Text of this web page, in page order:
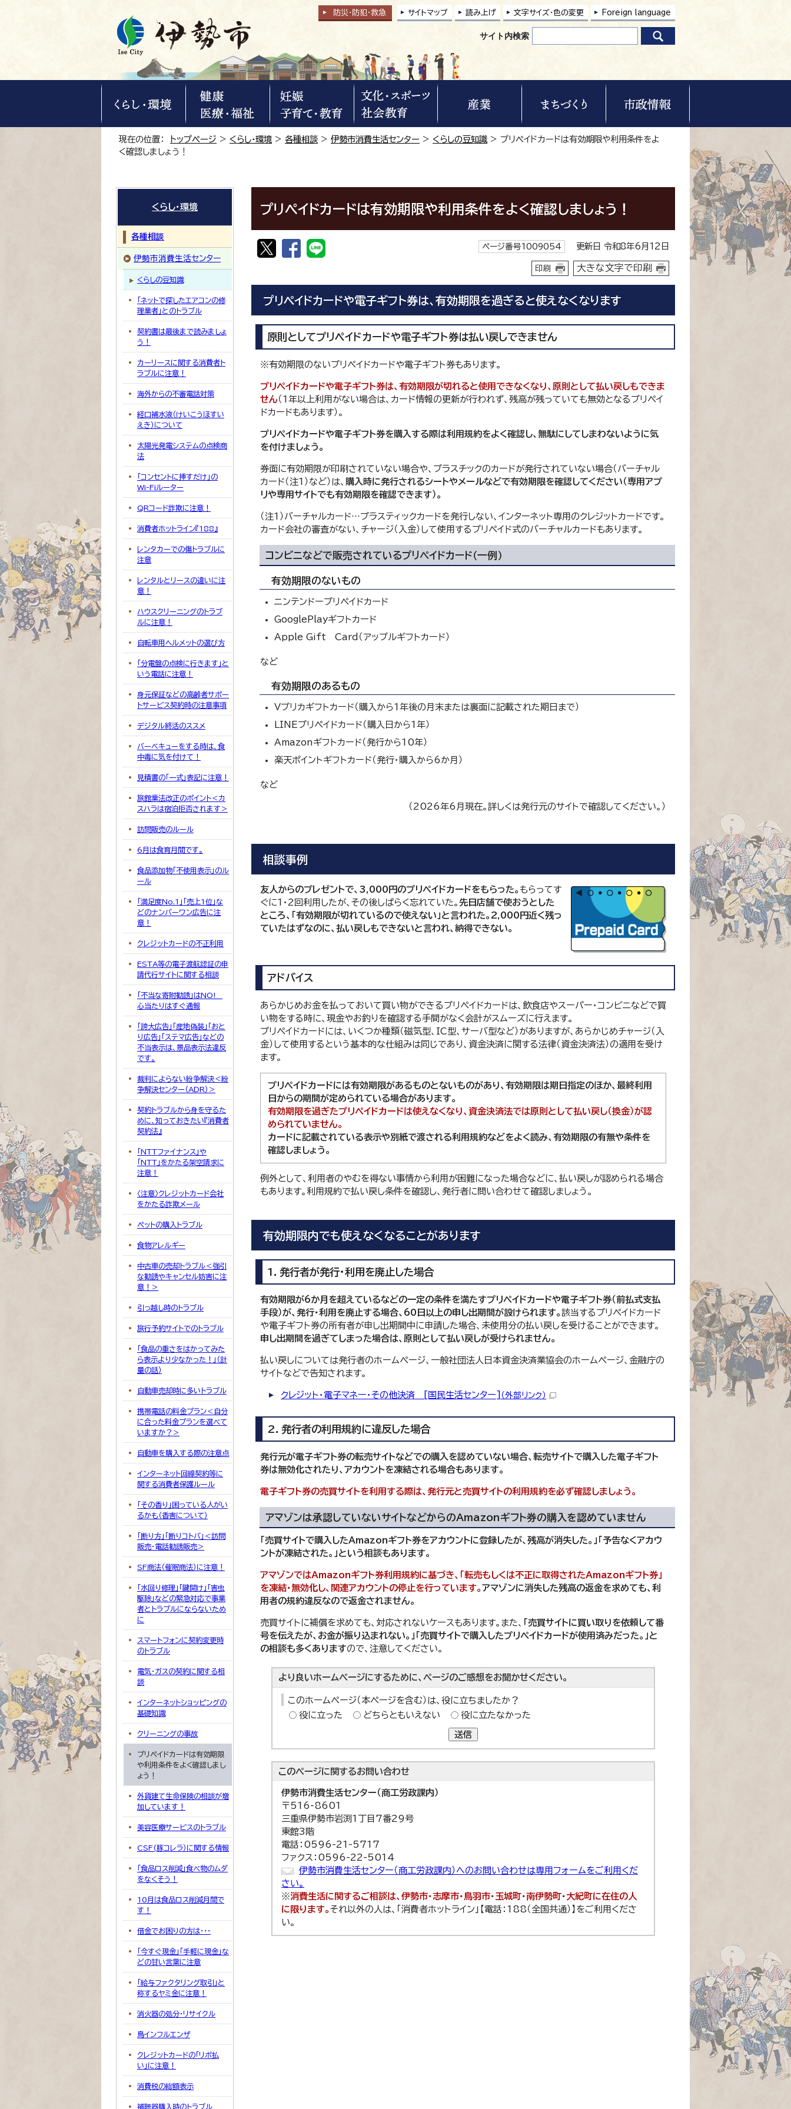
防災・防犯・救急 サイトマップ 読み上げ 文字サイズ・色の変更 Foreign language
サイト内検索
現在の位置： トップページ > くらし・環境 > 各種相談 > 伊勢市消費生活センター > くらしの豆知識 > プリペイドカードは有効期限や利用条件をよ
く確認しましょう！
プリペイドカードは有効期限や利用条件をよく確認しましょう！
ページ番号1009054 更新日 令和8年6月12日
印刷 大きな文字で印刷
プリペイドカードや電子ギフト券は、有効期限を過ぎると使えなくなります
原則としてプリペイドカードや電子ギフト券は払い戻しできません
※有効期限のないプリペイドカードや電子ギフト券もあります。
プリペイドカードや電子ギフト券は、有効期限が切れると使用できなくなり、原則として払い戻しもできま
せん （1年以上利用がない場合は、カード情報の更新が行われず、残高が残っていても無効となるプリペイ
ドカードもあります）。
プリペイドカードや電子ギフト券を購入する際は利用規約をよく確認し、無駄にしてしまわないように気
を付けましょう。
券面に有効期限が印刷されていない場合や、プラスチックのカードが発行されていない場合（バーチャル
カード（注1）など）は、 購入時に発行されるシートやメールなどで有効期限を確認してください（専用アプ
リや専用サイトでも有効期限を確認できます）。
（注1）バーチャルカード…プラスティックカードを発行しない、インターネット専用のクレジットカードです。
カード会社の審査がない、チャージ（入金）して使用するプリペイド式のバーチャルカードもあります。
コンビニなどで販売されているプリペイドカード（一例）
有効期限のないもの
ニンテンドープリペイドカード
GooglePlayギフトカード
Apple Gift Card（アップルギフトカード）
など
有効期限のあるもの
Vプリカギフトカード（購入から1年後の月末または裏面に記載された期日まで）
LINEプリペイドカード（購入日から1年）
Amazonギフトカード（発行から10年）
楽天ポイントギフトカード（発行・購入から6か月）
など
（2026年6月現在。詳しくは発行元のサイトで確認してください。）
相談事例
友人からのプレゼントで、3,000円のプリペイドカードをもらった。 もらってす
ぐに1・2回利用したが、その後しばらく忘れていた。 先日店舗で使おうとした
ところ、「有効期限が切れているので使えない」と言われた。2,000円近く残っ
ていたはずなのに、払い戻しもできないと言われ、納得できない。
アドバイス
あらかじめお金を払っておいて買い物ができるプリペイドカードは、飲食店やスーパー・コンビニなどで買
い物をする時に、現金やお釣りを確認する手間がなく会計がスムーズに行えます。
プリペイドカードには、いくつか種類（磁気型、IC型、サーバ型など）がありますが、あらかじめチャージ（入
金）して使用するという基本的な仕組みは同じであり、資金決済に関する法律（資金決済法）の適用を受け
ます。
プリペイドカードには有効期限があるものとないものがあり、有効期限は期日指定のほか、最終利用
日からの期間が定められている場合があります。
有効期限を過ぎたプリペイドカードは使えなくなり、資金決済法では原則として払い戻し（換金）が認
められていません。
カードに記載されている表示や別紙で渡される利用規約などをよく読み、有効期限の有無や条件を
確認しましょう。
例外として、利用者のやむを得ない事情から利用が困難になった場合などに、払い戻しが認められる場合
もあります。利用規約で払い戻し条件を確認し、発行者に問い合わせて確認しましょう。
有効期限内でも使えなくなることがあります
1．発行者が発行・利用を廃止した場合
有効期限が6か月を超えているなどの一定の条件を満たすプリペイドカードや電子ギフト券（前払式支払
手段）が、発行・利用を廃止する場合、60日以上の申し出期間が設けられます。 該当するプリペイドカード
や電子ギフト券の所有者が申し出期間中に申請した場合、未使用分の払い戻しを受けることができます。
申し出期間を過ぎてしまった場合は、原則として払い戻しが受けられません。
払い戻しについては発行者のホームページ、一般社団法人日本資金決済業協会のホームページ、金融庁の
サイトなどで告知されます。
クレジット・電子マネー・その他決済 [国民生活センター] （外部リンク）
2．発行者の利用規約に違反した場合
発行元が電子ギフト券の転売サイトなどでの購入を認めていない場合、転売サイトで購入した電子ギフト
券は無効化されたり、アカウントを凍結される場合もあります。
電子ギフト券の売買サイトを利用する際は、発行元と売買サイトの利用規約を必ず確認しましょう。
アマゾンは承認していないサイトなどからのAmazonギフト券の購入を認めていません
「売買サイトで購入したAmazonギフト券をアカウントに登録したが、残高が消失した。」「予告なくアカウ
ントが凍結された。」という相談もあります。
アマゾンではAmazonギフト券利用規約に基づき、「転売もしくは不正に取得されたAmazonギフト券」
を凍結・無効化し、関連アカウントの停止を行っています。 アマゾンに消失した残高の返金を求めても、利
用者の規約違反なので返金されません。
売買サイトに補償を求めても、対応されないケースもあります。また、 「売買サイトに買い取りを依頼して番
号を伝えたが、お金が振り込まれない。」「売買サイトで購入したプリペイドカードが使用済みだった。」と
の相談も多くありますので、注意してください。
より良いホームページにするために、ページのご感想をお聞かせください。
このホームページ（本ページを含む）は、役に立ちましたか？
役に立った
どちらともいえない 役に立たなかった
送信
このページに関するお問い合わせ
伊勢市消費生活センター（商工労政課内）
〒516-8601
三重県伊勢市岩渕1丁目7番29号
東館3階
電話：0596-21-5717
ファクス：0596-22-5014
伊勢市消費生活センター（商工労政課内）へのお問い合わせは専用フォームをご利用くだ
さい。
※消費生活に関するご相談は、伊勢市・志摩市・鳥羽市・玉城町・南伊勢町・大紀町に在住の人
に限ります。 それ以外の人は、「消費者ホットライン」【電話：188（全国共通）】をご利用くださ
い。
くらし・環境
各種相談
伊勢市消費生活センター
くらしの豆知識
「ネットで探したエアコンの修
理業者」とのトラブル
契約書は最後まで読みましょ
う！
カーリースに関する消費者ト
ラブルに注意！
海外からの不審電話対策
経口補水液（けいこうほすい
えき）について
太陽光発電システムの点検商
法
「コンセントに挿すだけ」の
Wi-Fiルーター
QRコード詐欺に注意！
消費者ホットライン『188』
レンタカーでの傷トラブルに
注意
レンタルとリースの違いに注
意！
ハウスクリーニングのトラブ
ルに注意！
自転車用ヘルメットの選び方
「分電盤の点検に行きます」と
いう電話に注意！
身元保証などの高齢者サポー
トサービス契約時の注意事項
デジタル終活のススメ
バーベキューをする時は、食
中毒に気を付けて！
見積書の「一式」表記に注意！
旅館業法改正のポイント＜カ
スハラは宿泊拒否されます＞
訪問販売のルール
6月は食育月間です。
食品添加物「不使用表示」のル
ール
「満足度No.1」「売上1位」な
どのナンバーワン広告に注
意！
クレジットカードの不正利用
ESTA等の電子渡航認証の申
請代行サイトに関する相談
「不当な寄附勧誘」はNO!
心当たりはすぐ通報
「誇大広告」「産地偽装」「おと
り広告」「ステマ広告」などの
不当表示は、景品表示法違反
です。
裁判によらない紛争解決＜紛
争解決センター（ADR）＞
契約トラブルから身を守るた
めに、知っておきたい『消費者
契約法』
「NTTファイナンス」や
「NTT」をかたる架空請求に
注意！
〈注意〉クレジットカード会社
をかたる詐欺メール
ペットの購入トラブル
食物アレルギー
中古車の売却トラブル＜強引
な勧誘やキャンセル妨害に注
意！＞
引っ越し時のトラブル
旅行予約サイトでのトラブル
「食品の重さをはかってみた
ら表示より少なかった！」（計
量の話）
自動車売却時に多いトラブル
携帯電話の料金プラン＜自分
に合った料金プランを選べて
いますか？＞
自動車を購入する際の注意点
インターネット回線契約等に
関する消費者保護ルール
「その香り」困っている人がい
るかも（香害について）
「断り方」「断りコトバ」＜訪問
販売・電話勧誘販売＞
SF商法（催眠商法）に注意！
「水回り修理」「鍵開け」「害虫
駆除」などの緊急対応で事業
者とトラブルにならないため
に
スマートフォンに契約変更時
のトラブル
電気・ガスの契約に関する相
談
インターネットショッピングの
基礎知識
クリーニングの事故
プリペイドカードは有効期限
や利用条件をよく確認しまし
ょう！
外貨建て生命保険の相談が増
加しています！
美容医療サービスのトラブル
CSF(豚コレラ）に関する情報
「食品ロス削減」食べ物のムダ
をなくそう！
10月は食品ロス削減月間で
す！
借金でお困りの方は・・・
「今すぐ現金」「手軽に現金」な
どの甘い言葉に注意
「給与ファクタリング取引」と
称するヤミ金に注意！
消火器の処分・リサイクル
鳥インフルエンザ
クレジットカードの「リボ払
い」に注意！
消費税の総額表示
補聴器購入時のトラブル